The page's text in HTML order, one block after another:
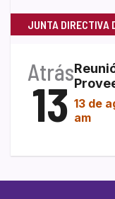
JUNTA DIRECTIVA
Atrás
13 13 de
am